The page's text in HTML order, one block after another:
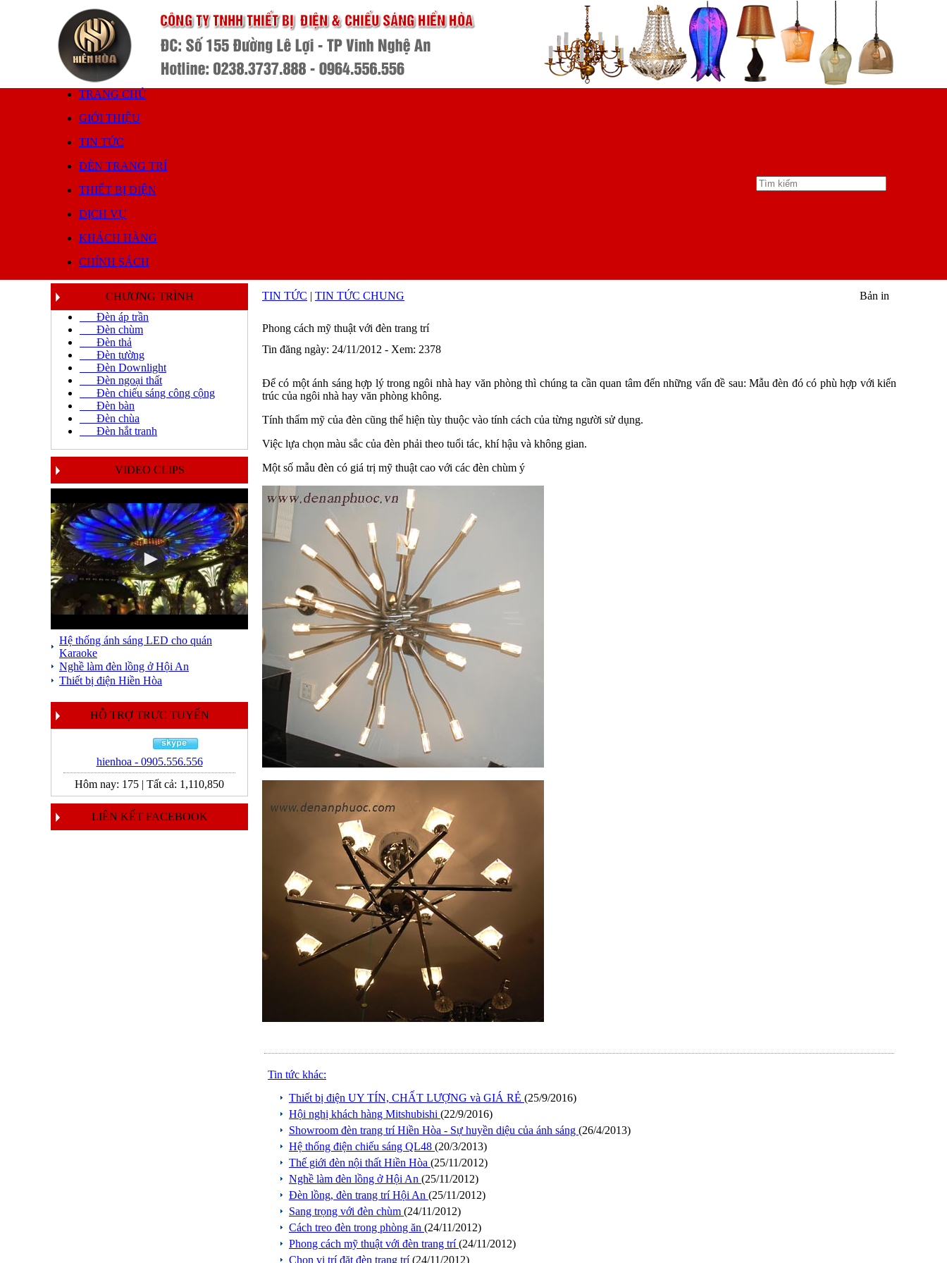
TRANG CHỦ
GIỚI THIỆU
TIN TỨC
ĐÈN TRANG TRÍ
THIẾT BỊ ĐIỆN
DỊCH VỤ
KHÁCH HÀNG
CHÍNH SÁCH
CHƯƠNG TRÌNH
Đèn áp trần
Đèn chùm
Đèn thả
Đèn tường
Đèn Downlight
Đèn ngoại thất
Đèn chiếu sáng công cộng
Đèn bàn
Đèn chùa
Đèn hắt tranh
VIDEO CLIPS
Hệ thống ánh sáng LED cho quán
Karaoke
Nghề làm đèn lồng ở Hội An
Thiết bị điện Hiền Hòa
HỖ TRỢ TRỰC TUYẾN
hienhoa - 0905.556.556
Hôm nay: 175 | Tất cả: 1,110,850
LIÊN KẾT FACEBOOK
TIN TỨC | TIN TỨC CHUNG Bản in
Phong cách mỹ thuật với đèn trang trí
Tin đăng ngày: 24/11/2012 - Xem: 2378
Để có một ánh sáng hợp lý trong ngôi nhà hay văn phòng thì chúng ta cần quan tâm đến những vấn đề sau: Mẫu đèn đó có phù hợp với kiến
trúc của ngôi nhà hay văn phòng không.
Tính thẩm mỹ của đèn cũng thể hiện tùy thuộc vào tính cách của từng người sử dụng.
Việc lựa chọn màu sắc của đèn phải theo tuổi tác, khí hậu và không gian.
Một số mẫu đèn có giá trị mỹ thuật cao với các đèn chùm ý
Tin tức khác:
Thiết bị điện UY TÍN, CHẤT LƯỢNG và GIÁ RẺ (25/9/2016)
Hội nghị khách hàng Mitshubishi (22/9/2016)
Showroom đèn trang trí Hiền Hòa - Sự huyền diệu của ánh sáng (26/4/2013)
Hệ thống điện chiếu sáng QL48 (20/3/2013)
Thế giới đèn nội thất Hiền Hòa (25/11/2012)
Nghề làm đèn lồng ở Hội An (25/11/2012)
Đèn lồng, đèn trang trí Hội An (25/11/2012)
Sang trọng với đèn chùm (24/11/2012)
Cách treo đèn trong phòng ăn (24/11/2012)
Phong cách mỹ thuật với đèn trang trí(24/11/2012)
Chọn vị trí đặt đèn trang trí(24/11/2012)